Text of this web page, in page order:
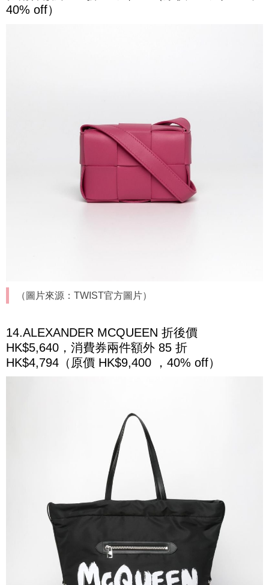
40% off）
（圖片來源：TWIST官方圖片）
14.ALEXANDER MCQUEEN 折後價
HK$5,640，消費券兩件額外 85 折
HK$4,794（原價 HK$9,400 ，40% off）